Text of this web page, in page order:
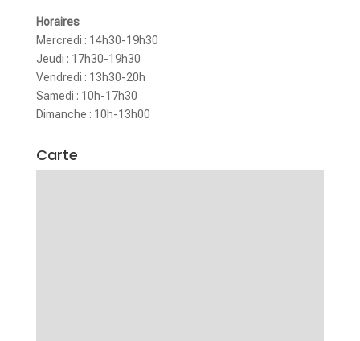
Horaires
Mercredi : 14h30-19h30
Jeudi : 17h30-19h30
Vendredi : 13h30-20h
Samedi : 10h-17h30
Dimanche : 10h-13h00
Carte